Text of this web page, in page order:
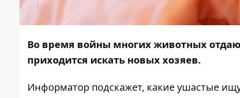
Во время войны многих животных
приходится искать новых хозяев.
Информатор подскажет, какие ушастые